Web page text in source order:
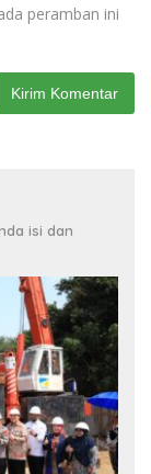
peramban ini
isi dan